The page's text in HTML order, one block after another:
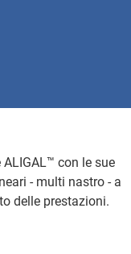
con le sue
- multi nastro - a
delle prestazioni.